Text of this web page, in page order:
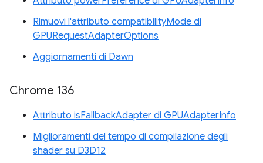
Rimuovi l'attributo compatibilityMode di
GPURequestAdapterOptions
Aggiornamenti di Dawn
Chrome 136
Attributo isFallbackAdapter di GPUAdapterInfo
Miglioramenti del tempo di compilazione degli
shader su D3D12